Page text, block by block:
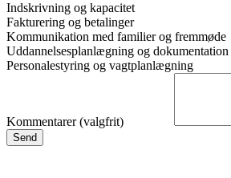
Indskrivning og kapacitet
Fakturering og betalinger
Kommunikation med familier og fremmøde
Uddannelsesplanlægning og dokumentation
Personalestyring og vagtplanlægning
Send